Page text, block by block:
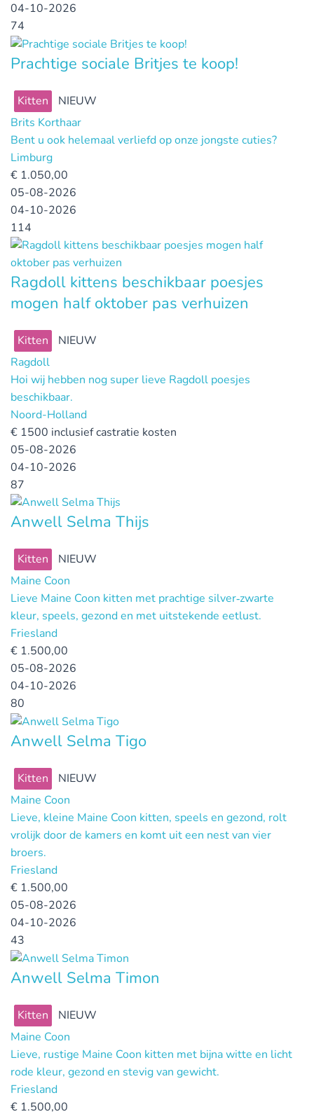
04-10-2026
74
Prachtige sociale Britjes te koop!
Kitten
NIEUW
Brits Korthaar
Bent u ook helemaal verliefd op onze jongste cuties?
Limburg
€ 1.050,00
05-08-2026
04-10-2026
114
Ragdoll kittens beschikbaar poesjes
mogen half oktober pas verhuizen
Kitten
NIEUW
Ragdoll
Hoi wij hebben nog super lieve Ragdoll poesjes
beschikbaar.
Noord-Holland
€ 1500 inclusief castratie kosten
05-08-2026
04-10-2026
87
Anwell Selma Thijs
Kitten
NIEUW
Maine Coon
Lieve Maine Coon kitten met prachtige silver‑zwarte
kleur, speels, gezond en met uitstekende eetlust.
Friesland
€ 1.500,00
05-08-2026
04-10-2026
80
Anwell Selma Tigo
Kitten
NIEUW
Maine Coon
Lieve, kleine Maine Coon kitten, speels en gezond, rolt
vrolijk door de kamers en komt uit een nest van vier
broers.
Friesland
€ 1.500,00
05-08-2026
04-10-2026
43
Anwell Selma Timon
Kitten
NIEUW
Maine Coon
Lieve, rustige Maine Coon kitten met bijna witte en licht
rode kleur, gezond en stevig van gewicht.
Friesland
€ 1.500,00